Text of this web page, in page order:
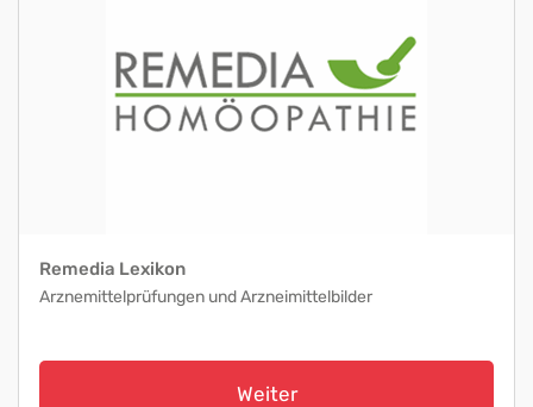
Remedia Lexikon
Arznemittelprüfungen und Arzneimittelbilder
Weiter